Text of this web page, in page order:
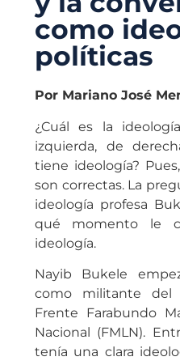
como
políticas
Por Mariano José
¿Cuál es la
izquierda, de
tiene ideología?
son correctas. La
ideología profesa
qué momento le
ideología.
Nayib Bukele
como militante del
Frente Farabundo
Nacional (FMLN).
tenía una clara